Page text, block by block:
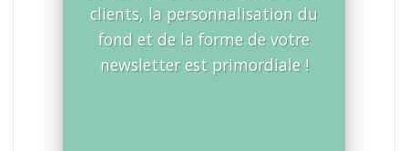
clients, la personnalisation du
fond et de la forme de votre
newsletter est primordiale !